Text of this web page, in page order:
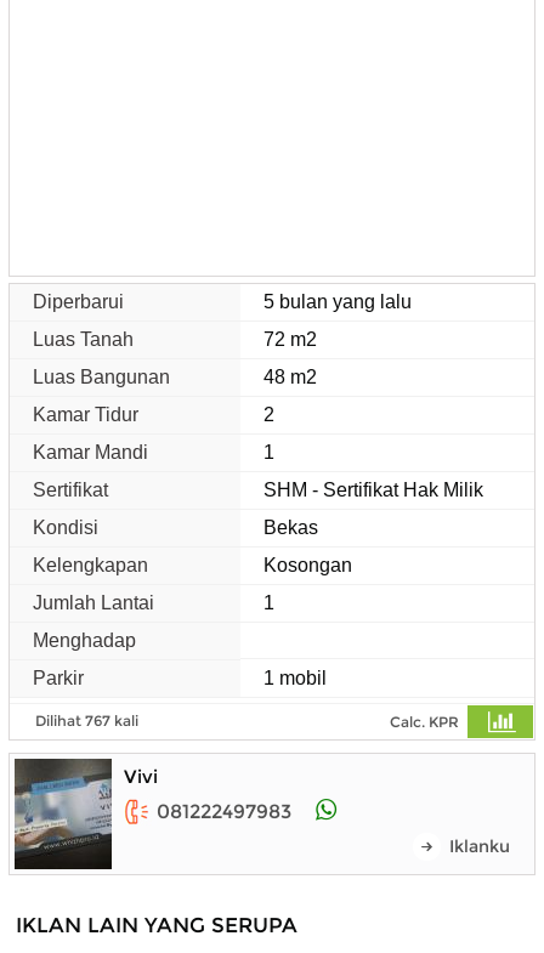
Diperbarui
5 bulan yang lalu
Luas Tanah
72 m2
Luas Bangunan
48 m2
Kamar Tidur
2
Kamar Mandi
1
Sertifikat
SHM - Sertifikat Hak Milik
Kondisi
Bekas
Kelengkapan
Kosongan
Jumlah Lantai
1
Menghadap
Parkir
1 mobil
Dilihat 767 kali Calc. KPR
Vivi
081222497983
Iklanku
IKLAN LAIN YANG SERUPA